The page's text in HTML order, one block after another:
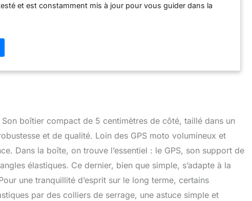
et est constamment mis à jour pour vous guider dans la
et d'un système de guidage intuitif, virage par virage, jusqu'à
Strava pour suivre vos statistiques, obtenir des cartes et
TECHNOLOGIE FIABLE EN LIGNE : Grâce à un
retrouvez votre chemin en quelques secondes. Même en
signal, notre GPS moto étanche vous ramènera à votre
DE LA LOCALISATION : La fusion des capteurs améliore la
de trajet et réduit la dépendance au signal peu fiable des
boîtier compact de 5 centimètres de côté, taillé dans un
et de qualité. Loin des GPS moto volumineux et
Dans la boîte, on trouve l’essentiel : le GPS, son support de
élastiques. Ce dernier, bien que simple, s’adapte à la
une tranquillité d’esprit sur le long terme, certains
par des colliers de serrage, une astuce simple et